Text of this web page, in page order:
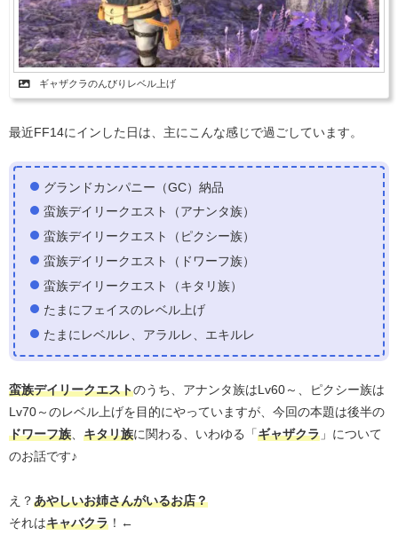
ギャザクラのんびりレベル上げ
最近FF14にインした日は、主にこんな感じで過ごしています。
グランドカンパニー（GC）納品
蛮族デイリークエスト（アナンタ族）
蛮族デイリークエスト（ピクシー族）
蛮族デイリークエスト（ドワーフ族）
蛮族デイリークエスト（キタリ族）
たまにフェイスのレベル上げ
たまにレベルレ、アラルレ、エキルレ
蛮族デイリークエストのうち、アナンタ族はLv60～、ピクシー族は
Lv70～のレベル上げを目的にやっていますが、今回の本題は後半の
ドワーフ族、 キタリ族に関わる、いわゆる「ギャザクラ 」について
のお話です♪
え？あやしいお姉さんがいるお店？
それはキャバクラ ！←